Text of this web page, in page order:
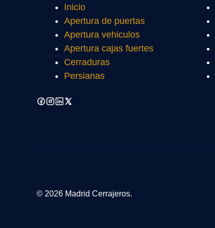
Inicio
Apertura de puertas
Apertura vehiculos
Apertura cajas fuertes
Cerraduras
Persianas
© 2026 Madrid Cerrajeros.